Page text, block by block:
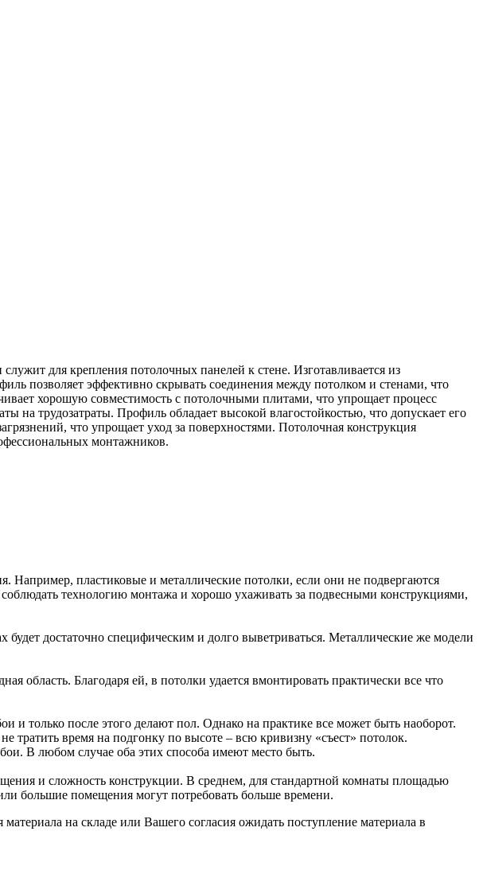
для крепления потолочных панелей к стене. Изготавливается из
позволяет эффективно скрывать соединения между потолком и стенами, что
хорошую совместимость с потолочными плитами, что упрощает процесс
на трудозатраты. Профиль обладает высокой влагостойкостью, что допускает его
что упрощает уход за поверхностями. Потолочная конструкция
монтажников.
Например, пластиковые и металлические потолки, если они не подвергаются
технологию монтажа и хорошо ухаживать за подвесными конструкциями,
достаточно специфическим и долго выветриваться. Металлические же модели
Благодаря ей, в потолки удается вмонтировать практически все что
и только после этого делают пол. Однако на практике все может быть наоборот.
тратить время на подгонку по высоте – всю кривизну «съест» потолок.
В любом случае оба этих способа имеют место быть.
и сложность конструкции. В среднем, для стандартной комнаты площадью
большие помещения могут потребовать больше времени.
на складе или Вашего согласия ожидать поступление материала в